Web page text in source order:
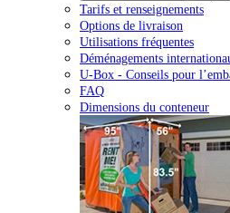
Tarifs et renseignements
Options de livraison
Utilisations fréquentes
Déménagements
U-Box - Conseils pour
FAQ
Dimensions du conteneur